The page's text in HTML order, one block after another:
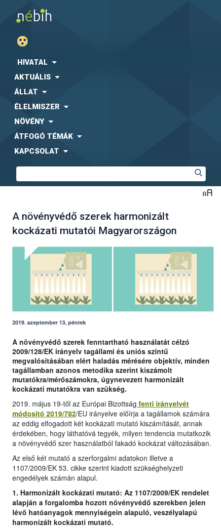
HIVATAL
AKTUÁLIS
ÁLLAT
ÉLELMISZER
NÖVÉNY
ÁTFOGÓ TÉMÁK
KAPCSOLAT
A növényvédő szerek harmonizált
kockázati mutatói Magyarországon
2019. szeptember 13, péntek
A növényvédő szerek fenntartható használatát célzó
2009/128/EK irányelv tagállami és uniós szintű
megvalósításában elért haladás mérésére objektív, minden
tagállamban azonos metodika szerint kiszámolt
mutatókra/mérőszámokra, úgynevezett harmonizált
kockázati mutatókra van szükség.
2019. május 19-től az Európai Bizottság fenti irányelvét
módosító 2019/782/EU irányelve előírja a tagállamok számára
az eddig elfogadott két kockázati mutató kiszámítását, annak
érdekében, hogy láthatóvá tegyék, milyen tendencia mutatkozik
a növényvédő szer használatból fakadó kockázat változásában.
Az első két mutató a szerforgalmi adatokon illetve a
1107/2009/EK 53. cikke szerint kiadott szükséghelyzeti
engedélyek számán alapul.
1. Harmonizált kockázati mutató: Az 1107/2009/EK rendelet
alapján a forgalomba hozott növényvédő szerekben jelen
lévő hatóanyagok mennyiségein alapuló, veszélyalapú
harmonizált kockázati mutató.